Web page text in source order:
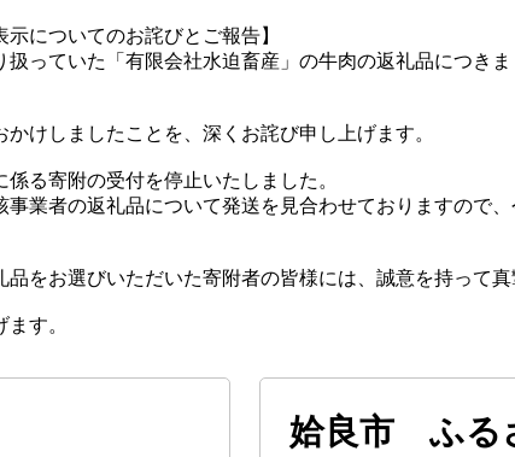
についてのお詫びとご報告】
っていた「有限会社水迫畜産」の牛肉の返礼品につき
けしましたことを、深くお詫び申し上げます。
る寄附の受付を停止いたしました。
事業者の返礼品について発送を見合わせておりますので
をお選びいただいた寄附者の皆様には、誠意を持って
す。
姶良市 ふる